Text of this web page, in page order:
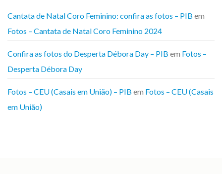
Cantata de Natal Coro Feminino: confira as fotos – PIB em
Fotos – Cantata de Natal Coro Feminino 2024
Confira as fotos do Desperta Débora Day – PIB em Fotos –
Desperta Débora Day
Fotos – CEU (Casais em União) – PIB em Fotos – CEU (Casais
em União)